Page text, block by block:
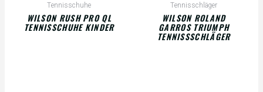
Tennisschuhe
WILSON RUSH PRO QL
TENNISSCHUHE KINDER
Tennisschläger
WILSON ROLAND
GARROS TRIUMPH
TENNISSSCHLÄGER